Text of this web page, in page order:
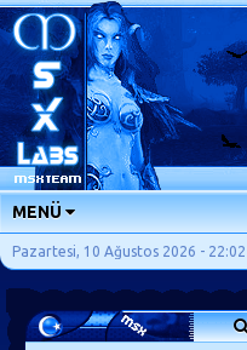
MENÜ
ANA SAYFA
FORUMLAR
SORU-CEVAP
Pazartesi, 10 Ağustos 2026 - 22:02